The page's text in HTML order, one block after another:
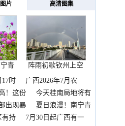
片 高清图集
青
阵雨初歇钦州上空
邂逅
17时
广西2026年7月农
！这份
今天桂南局地将有
出现暴
夏日浪漫！南宁青
有持 7月30日起广西有一